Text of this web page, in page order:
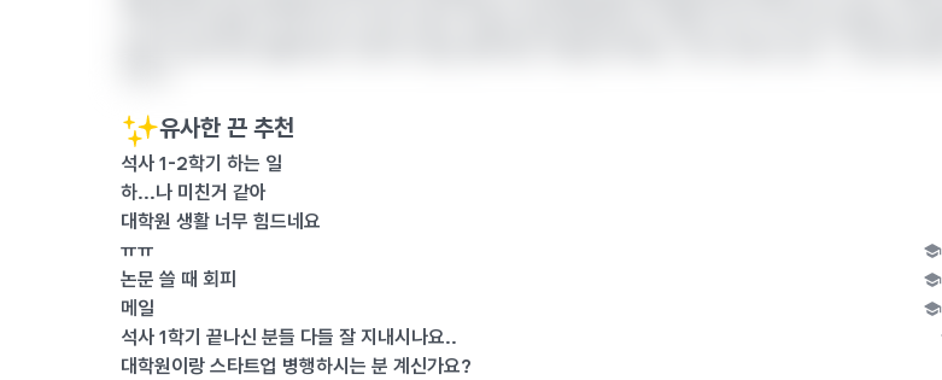
유사한 끈 추천
석사 1-2학기 하는 일
하...나 미친거 같아
대학원 생활 너무 힘드네요
ㅠㅠ
논문 쓸 때 회피
메일
석사 1학기 끝나신 분들 다들 잘 지내시나요..
대학원이랑 스타트업 병행하시는 분 계신가요?